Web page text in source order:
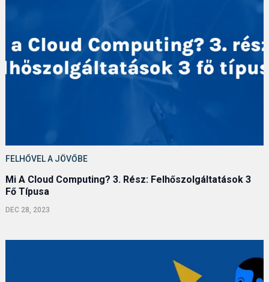
FELHŐVEL A JÖVŐBE
Mi A Cloud Computing? 3. Rész: Felhőszolgáltatások 3
Fő Típusa
DEC 28, 2023